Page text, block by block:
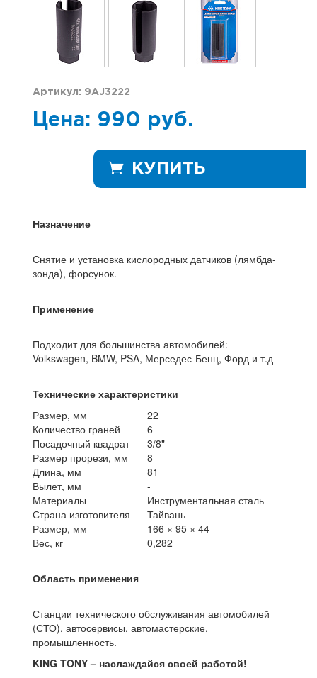
Артикул: 9AJ3222
Цена: 990 руб.
КУПИТЬ
Назначение
Снятие и установка кислородных датчиков (лямбда-
зонда), форсунок.
Применение
Подходит для большинства автомобилей:
Volkswagen, BMW, PSA, Мерседес-Бенц, Форд и т.д
Технические характеристики
Размер, мм
22
Количество граней
6
Посадочный квадрат
3/8"
Размер прорези, мм
8
Длина, мм
81
Вылет, мм
-
Материалы
Инструментальная сталь
Страна изготовителя
Тайвань
Размер, мм
166 × 95 × 44
Вес, кг
0,282
Область применения
Станции технического обслуживания автомобилей
(СТО), автосервисы, автомастерские,
промышленность.
KING TONY – наслаждайся своей работой!